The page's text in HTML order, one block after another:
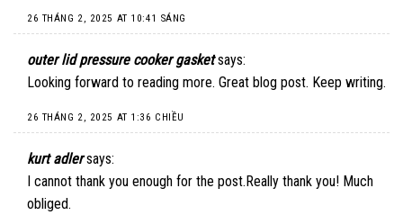
26 THÁNG 2, 2025 AT 10:41 SÁNG
outer lid pressure cooker gasket says:
Looking forward to reading more. Great blog post. Keep writing.
26 THÁNG 2, 2025 AT 1:36 CHIỀU
kurt adler says:
I cannot thank you enough for the post.Really thank you! Much
obliged.